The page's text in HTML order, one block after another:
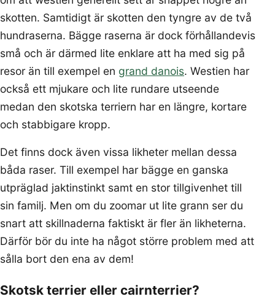
skotten. Samtidigt är skotten den tyngre av de två
hundraserna. Bägge raserna är dock förhållandevis
små och är därmed lite enklare att ha med sig på
resor än till exempel en grand danois. Westien har
också ett mjukare och lite rundare utseende
medan den skotska terriern har en längre, kortare
och stabbigare kropp.
Det finns dock även vissa likheter mellan dessa
båda raser. Till exempel har bägge en ganska
utpräglad jaktinstinkt samt en stor tillgivenhet till
sin familj. Men om du zoomar ut lite grann ser du
snart att skillnaderna faktiskt är fler än likheterna.
Därför bör du inte ha något större problem med att
sålla bort den ena av dem!
Skotsk terrier eller cairnterrier?